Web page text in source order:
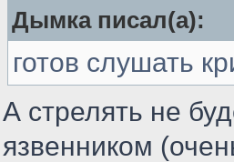
Дымка писал(а):
готов слушать
А стрелять не
язвенником